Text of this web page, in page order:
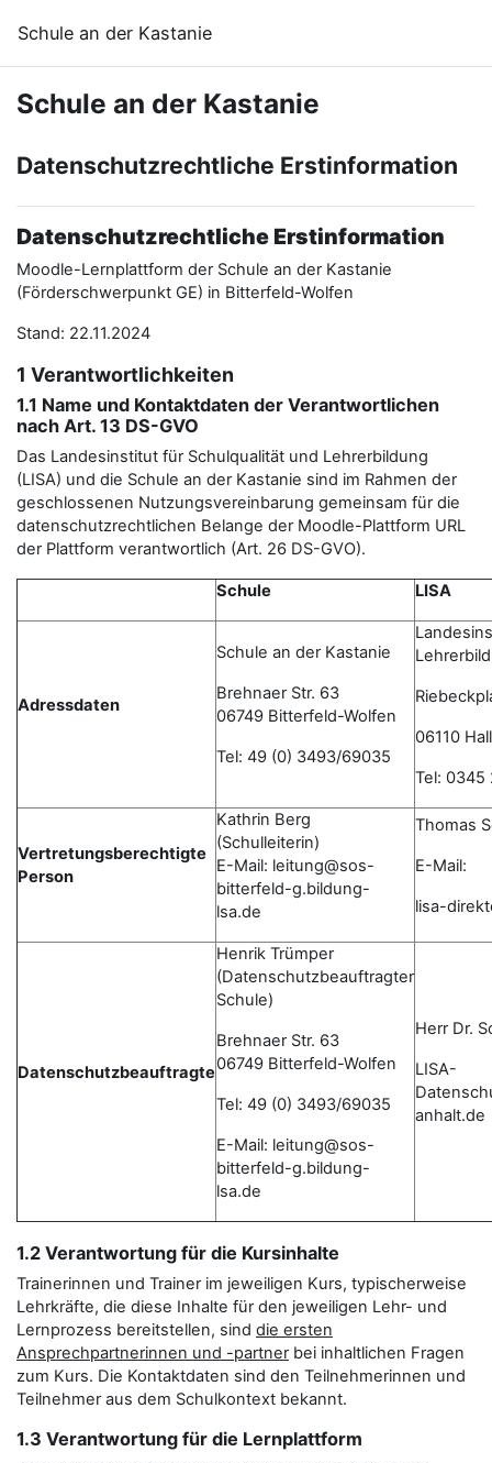
Schule an der Kastanie
Schule an der Kastanie
Datenschutzrechtliche Erstinformation
Datenschutzrechtliche Erstinformation
Moodle-Lernplattform der Schule an der Kastanie
(Förderschwerpunkt GE) in Bitterfeld-Wolfen
Stand: 22.11.2024
1 Verantwortlichkeiten
1.1 Name und Kontaktdaten der Verantwortlichen
nach Art. 13 DS-GVO
Das Landesinstitut für Schulqualität und Lehrerbildung
(LISA) und die Schule an der Kastanie sind im Rahmen der
geschlossenen Nutzungsvereinbarung gemeinsam für die
datenschutzrechtlichen Belange der Moodle-Plattform URL
der Plattform verantwortlich (Art. 26 DS-GVO).
Schule LISA
Adressdaten
Schule an der Kastanie
Brehnaer Str. 63
06749 Bitterfeld-Wolfen
Tel: 49 (0) 3493/69035
06110
Tel:
Vertretungsberechtigte
Person
Kathrin Berg
(Schulleiterin)
E-Mail: leitung@sos-
bitterfeld-g.bildung-
lsa.de
Thomas
E-Mail:
lisa-
Datenschutzbeauftragte
Henrik Trümper
(Datenschutzbeauftragter
Schule)
Brehnaer Str. 63
06749 Bitterfeld-Wolfen
Tel: 49 (0) 3493/69035
E-Mail: leitung@sos-
bitterfeld-g.bildung-
lsa.de
Herr Dr.
LISA-
anhalt.de
1.2 Verantwortung für die Kursinhalte
Trainerinnen und Trainer im jeweiligen Kurs, typischerweise
Lehrkräfte, die diese Inhalte für den jeweiligen Lehr- und
Lernprozess bereitstellen, sind die ersten
Ansprechpartnerinnen und -partnerbei inhaltlichen Fragen
zum Kurs. Die Kontaktdaten sind den Teilnehmerinnen und
Teilnehmer aus dem Schulkontext bekannt.
1.3 Verantwortung für die Lernplattform